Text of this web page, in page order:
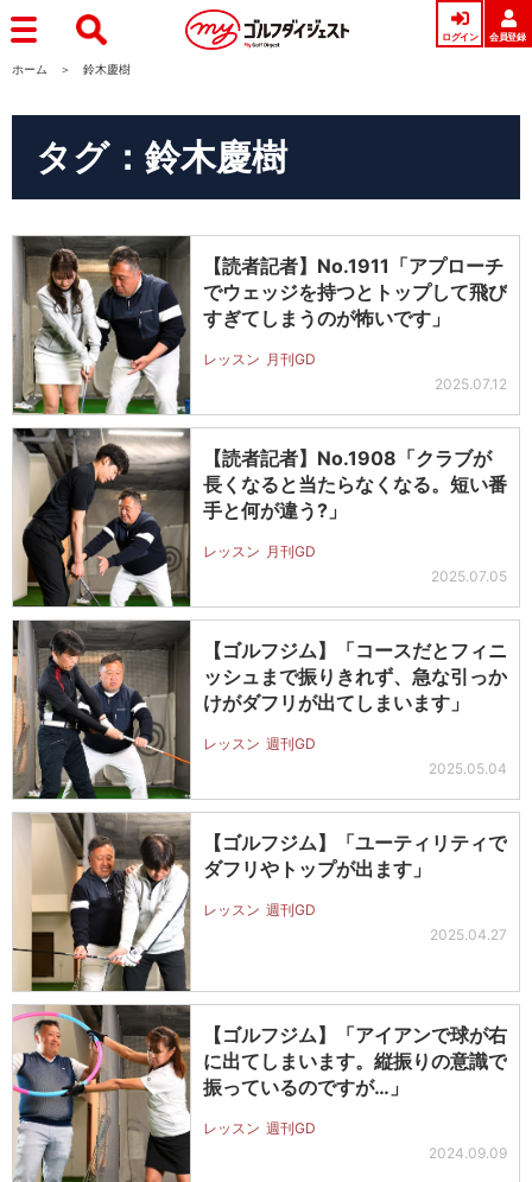
ログイン 会員登録
ホーム 鈴木慶樹
タグ：鈴木慶樹
【読者記者】No.1911「アプローチ
でウェッジを持つとトップして飛び
すぎてしまうのが怖いです」
レッスン 月刊GD
2025.07.12
【読者記者】No.1908「クラブが
長くなると当たらなくなる。短い番
手と何が違う?」
レッスン 月刊GD
2025.07.05
【ゴルフジム】「コースだとフィニ
ッシュまで振りきれず、急な引っか
けがダフリが出てしまいます」
レッスン 週刊GD
2025.05.04
【ゴルフジム】「ユーティリティで
ダフリやトップが出ます」
レッスン 週刊GD
2025.04.27
【ゴルフジム】「アイアンで球が右
に出てしまいます。縦振りの意識で
振っているのですが…」
レッスン 週刊GD
2024.09.09